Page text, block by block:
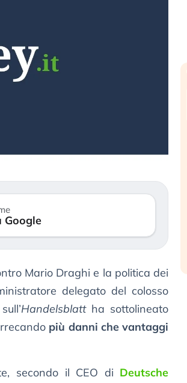
Google
Mario Draghi e la politica dei
delegato del colosso
Handelsblattha sottolineato
più danni che vantaggi
secondo il CEO di Deutsche
correzione. Cosa sta guidando il
verso le (…)
3 agosto 2026